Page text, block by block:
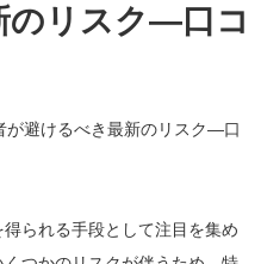
のリスク—口コ
られる手段として注目を集め